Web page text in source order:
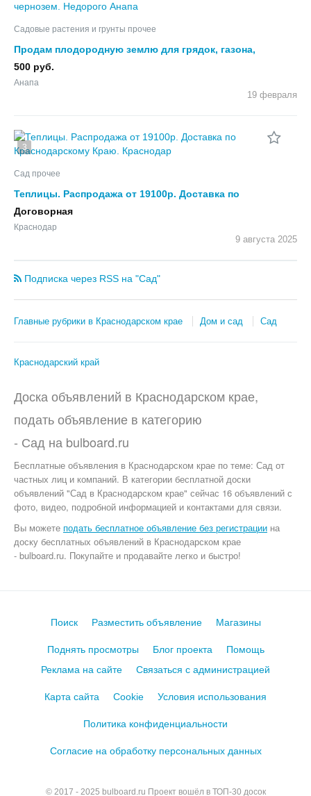
Садовые растения и грунты прочее
Продам плодородную землю для грядок, газона,
чернозем. Недорого
500 руб.
Анапа
19 февраля
3
Сад прочее
Теплицы. Распродажа от 19100р. Доставка по
Краснодарскому Краю.
Договорная
Краснодар
9 августа 2025
Подписка через RSS на "Сад"
Главные рубрики в Краснодарском крае Дом и сад Сад
Краснодарский край
Доска объявлений в Краснодарском крае,
подать объявление в категорию
- Сад на bulboard.ru
Бесплатные объявления в Краснодарском крае по теме: Сад от
частных лиц и компаний. В категории бесплатной доски
объявлений "Сад в Краснодарском крае" сейчас 16 объявлений с
фото, видео, подробной информацией и контактами для связи.
Вы можете подать бесплатное объявление без регистрации на
доску бесплатных объявлений в Краснодарском крае
- bulboard.ru. Покупайте и продавайте легко и быстро!
© 2017 - 2025 bulboard.ru Проект вошёл в ТОП-30 досок
Поиск Разместить объявление Магазины
Поднять просмотры Блог проекта
Помощь
Реклама на сайте
Связаться с администрацией
Карта сайта Cookie Условия использования
Политика конфиденциальности
Согласие на обработку персональных данных